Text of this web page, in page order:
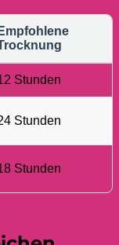
Empfohlene
Stunden
Stunden
Stunden